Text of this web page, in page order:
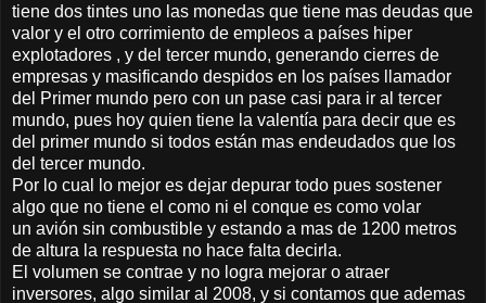
tiene dos tintes uno las monedas que tiene mas deudas que
valor y el otro corrimiento de empleos a países hiper
explotadores , y del tercer mundo, generando cierres de
empresas y masificando despidos en los países llamador
del Primer mundo pero con un pase casi para ir al tercer
mundo, pues hoy quien tiene la valentía para decir que es
del primer mundo si todos están mas endeudados que los
del tercer mundo.
Por lo cual lo mejor es dejar depurar todo pues sostener
algo que no tiene el como ni el conque es como volar
un avión sin combustible y estando a mas de 1200 metros
de altura la respuesta no hace falta decirla.
El volumen se contrae y no logra mejorar o atraer
inversores, algo similar al 2008, y si contamos que ademas